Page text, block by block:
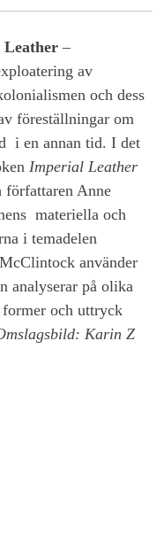
Leather –
av
och dess
föreställningar om
i en annan tid. I det
Imperial Leather
författaren Anne
materiella och
i temadelen
använder
analyserar på olika
och uttryck
Karin Z